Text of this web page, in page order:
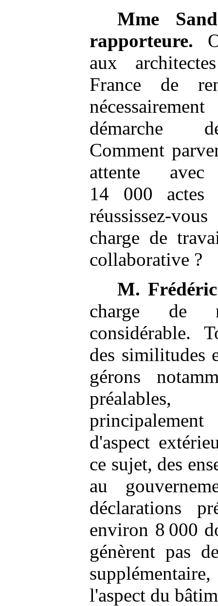
Mme
rapporteure.
aux
France de
démarche
Comment
attente
14 000 actes
réussissez-
charge de
collaborative ?
M.
charge de
considérable.
des similitudes
gérons
d'aspect
ce sujet, des
au
déclarations
environ 8 000
génèrent pas
l'aspect du